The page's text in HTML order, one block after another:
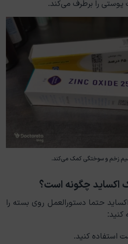
پوستی را برطرف می‌کند.
زخم و سوختگی کمک می‌کند.
اکساید چگونه است؟
حتما دستورالعمل روی بسته را
کنید:
استفاده کنید.